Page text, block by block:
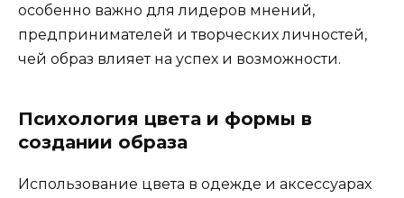
особенно важно для лидеров мнений,
предпринимателей и творческих личностей,
чей образ влияет на успех и возможности.
Психология цвета и формы в
создании образа
Использование цвета в одежде и аксессуарах